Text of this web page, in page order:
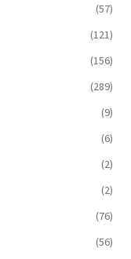
(57)
(121)
(156)
(289)
(9)
(6)
(2)
(2)
(76)
(56)